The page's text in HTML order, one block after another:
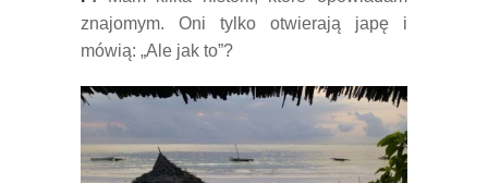
znajomym. Oni tylko otwierają japę i
mówią: „Ale jak to”?